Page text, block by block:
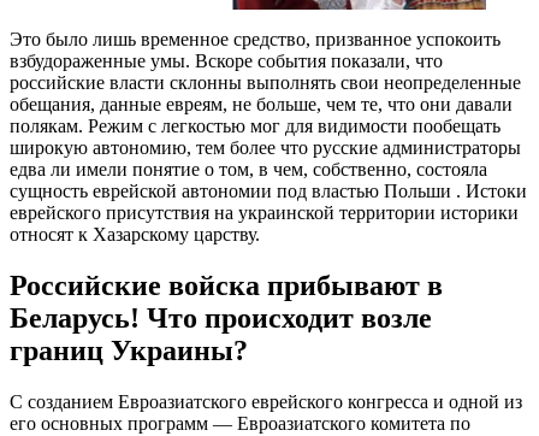
Это было лишь временное средство, призванное успокоить
взбудораженные умы. Вскоре события показали, что
российские власти склонны выполнять свои неопределенные
обещания, данные евреям, не больше, чем те, что они давали
полякам. Режим с легкостью мог для видимости пообещать
широкую автономию, тем более что русские администраторы
едва ли имели понятие о том, в чем, собственно, состояла
сущность еврейской автономии под властью Польши . Истоки
еврейского присутствия на украинской территории историки
относят к Хазарскому царству.
Российские войска прибывают в
Беларусь! Что происходит возле
границ Украины?
С созданием Евроазиатского еврейского конгресса и одной из
его основных программ — Евроазиатского комитета по